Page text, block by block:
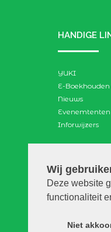
Wij
Deze website
functionaliteit
Niet
HANDIGE
YUKI
E-Boekhouden
Nieuws
Evenemtenten
Inforwijzers
Search